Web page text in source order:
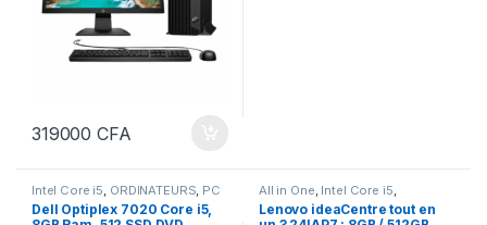
319000CFA
Intel Core i5 ORDINATEURS PC
Bureau
Dell Optiplex 7020 Core i5,
All in One Intel Core i5
ORDINATEURS
Lenovo ideaCentre tout en